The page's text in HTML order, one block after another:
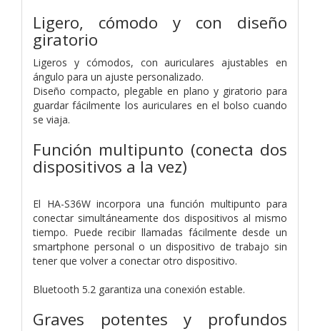
Ligero, cómodo y con diseño
giratorio
Ligeros y cómodos, con auriculares ajustables en
ángulo para un ajuste personalizado.
Diseño compacto, plegable en plano y giratorio para
guardar fácilmente los auriculares en el bolso cuando
se viaja.
Función multipunto (conecta dos
dispositivos a la vez)
El HA-S36W incorpora una función multipunto para
conectar simultáneamente dos dispositivos al mismo
tiempo. Puede recibir llamadas fácilmente desde un
smartphone personal o un dispositivo de trabajo sin
tener que volver a conectar otro dispositivo.
Bluetooth 5.2 garantiza una conexión estable.
Graves potentes y profundos